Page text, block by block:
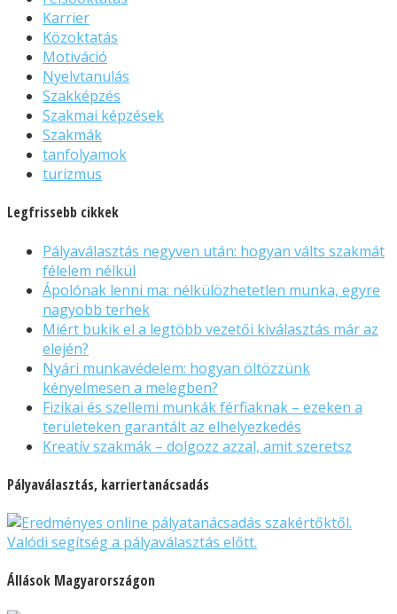
Karrier
Közoktatás
Motiváció
Nyelvtanulás
Szakképzés
Szakmai képzések
Szakmák
tanfolyamok
turizmus
Legfrissebb cikkek
Pályaválasztás negyven után: hogyan válts szakmát
félelem nélkül
Ápolónak lenni ma: nélkülözhetetlen munka, egyre
nagyobb terhek
Miért bukik el a legtöbb vezetői kiválasztás már az
elején?
Nyári munkavédelem: hogyan öltözzünk
kényelmesen a melegben?
Fizikai és szellemi munkák férfiaknak – ezeken a
területeken garantált az elhelyezkedés
Kreatív szakmák – dolgozz azzal, amit szeretsz
Pályaválasztás, karriertanácsadás
Állások Magyarországon